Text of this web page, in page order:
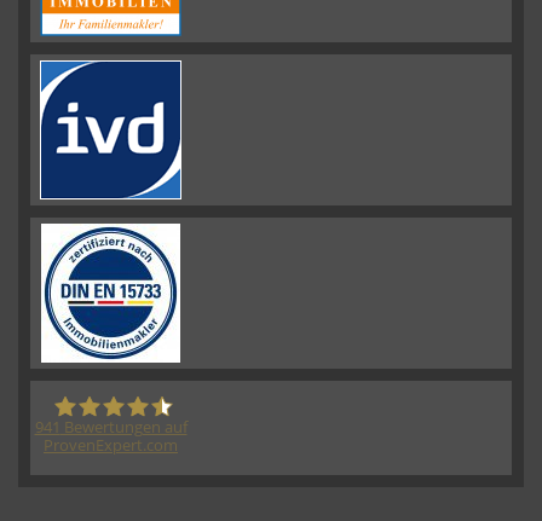
HORN IMMOBILIEN GmbH
941 Bewertungen auf
ProvenExpert.com